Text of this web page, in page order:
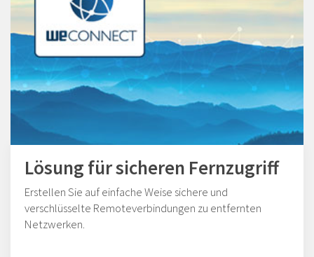
Lösung für sicheren Fernzugriff
Erstellen Sie auf einfache Weise sichere und
verschlüsselte Remoteverbindungen zu entfernten
Netzwerken.